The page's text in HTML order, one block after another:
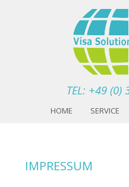
TEL: +49 (0)
HOME SERVICE
IMPRESSUM